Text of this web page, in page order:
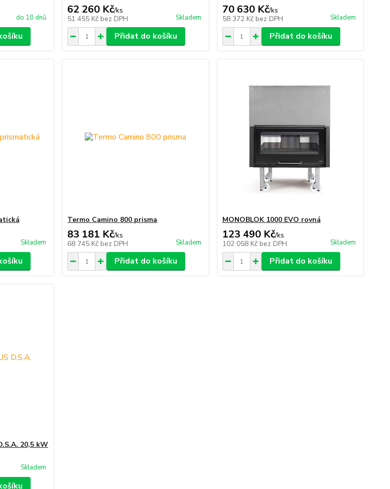
do 10 dnů
62 260 Kč/ks
51 455 Kč bez DPH Skladem
Přidat do košíku
70 630 Kč/ks
58 372 Kč bez DPH Skladem
Přidat do košíku
Skladem
Termo Camino 800 prisma
83 181 Kč/ks
68 745 Kč bez DPH Skladem
Přidat do košíku
MONOBLOK 1000 EVO rovná
123 490 Kč/ks
102 058 Kč bez DPH Skladem
Přidat do košíku
20,5 kW
Skladem